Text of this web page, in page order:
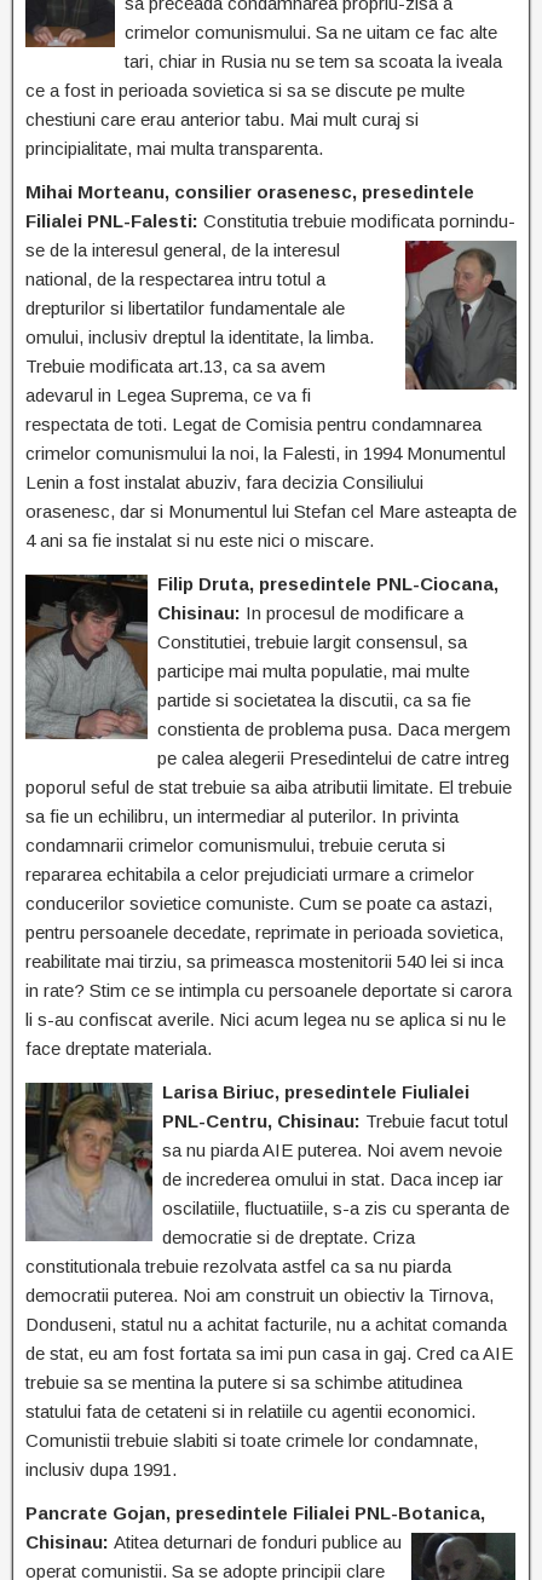
crimelor comunismului. Sa ne uitam ce fac alte
tari, chiar in Rusia nu se tem sa scoata la iveala
ce a fost in perioada sovietica si sa se discute pe multe
chestiuni care erau anterior tabu. Mai mult curaj si
principialitate, mai multa transparenta.
Mihai Morteanu, consilier orasenesc, presedintele
Filialei PNL-Falesti: Constitutia trebuie modificatapornindu-
se de la interesul general, de la interesul
national, de la respectarea intru totul a
drepturilor si libertatilor fundamentale ale
omului, inclusiv dreptul la identitate, la limba.
Trebuie modificata art.13, ca sa avem
adevarul in Legea Suprema, ce va fi
respectata de toti. Legat de Comisia pentru condamnarea
crimelor comunismului la noi, la Falesti, in 1994 Monumentul
Lenin a fost instalat abuziv, fara decizia Consiliului
orasenesc, dar si Monumentul lui Stefan cel Mare asteapta de
4 ani sa fie instalat si nu este nici o miscare.
Filip Druta, presedintele PNL-Ciocana,
Chisinau: In procesul de modificare a
Constitutiei, trebuie largit consensul, sa
participe mai multa populatie, mai multe
partide si societatea la discutii, ca sa fie
constienta de problema pusa. Daca mergem
pe calea alegerii Presedintelui de catre intreg
poporul seful de stat trebuie sa aiba atributii limitate. El trebuie
sa fie un echilibru, un intermediar al puterilor. In privinta
condamnarii crimelor comunismului, trebuie ceruta si
repararea echitabila a celor prejudiciati urmare a crimelor
conducerilor sovietice comuniste. Cum se poate ca astazi,
pentru persoanele decedate, reprimate in perioada sovietica,
reabilitate mai tirziu, sa primeasca mostenitorii 540 lei si inca
in rate? Stim ce se intimpla cu persoanele deportate si carora
li s-au confiscat averile. Nici acum legea nu se aplica si nu le
face dreptate materiala.
Larisa Biriuc, presedintele Fiulialei
PNL-Centru, Chisinau: Trebuie facut totul
sa nu piarda AIE puterea. Noi avem nevoie
de increderea omului in stat. Daca incep iar
oscilatiile, fluctuatiile, s-a zis cu speranta de
democratie si de dreptate. Criza
constitutionala trebuie rezolvata astfel ca sa nu piarda
democratii puterea. Noi am construit un obiectiv la Tirnova,
Donduseni, statul nu a achitat facturile, nu a achitat comanda
de stat, eu am fost fortata sa imi pun casa in gaj. Cred ca AIE
trebuie sa se mentina la putere si sa schimbe atitudinea
statului fata de cetateni si in relatiile cu agentii economici.
Comunistii trebuie slabiti si toate crimele lor condamnate,
inclusiv dupa 1991.
Pancrate Gojan, presedintele Filialei PNL-Botanica,
Chisinau: Atitea deturnari de fonduri publice au
operat comunistii. Sa se adopte principii clare